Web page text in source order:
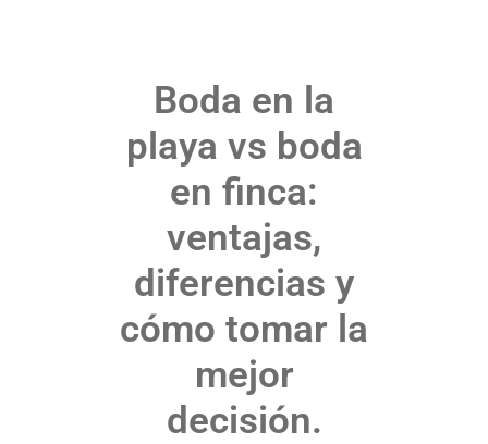
Boda en la
playa vs boda
en finca:
ventajas,
diferencias y
cómo tomar la
mejor
decisión.